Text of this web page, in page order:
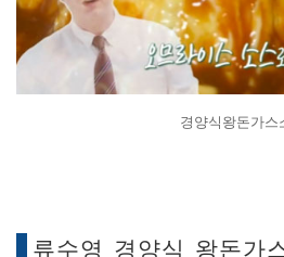
경양식왕돈가스
류수영 경양식 왕돈가